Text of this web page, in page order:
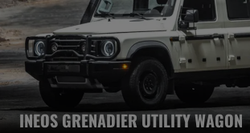
INEOS GRENADIER UTILITY WAGON